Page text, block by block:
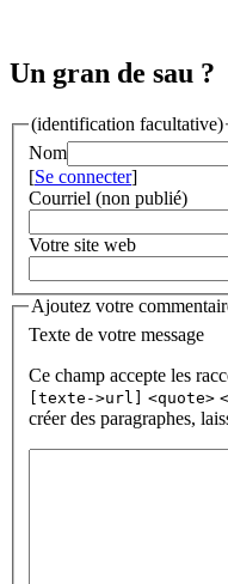
Un gran de sau ?
(identification facultative)
Nom
[Se connecter]
Courriel (non publié)
Votre site web
Ajoutez votre
Texte de votre message
Ce champ accepte les
[texte->url] <quote>
créer des paragraphes,